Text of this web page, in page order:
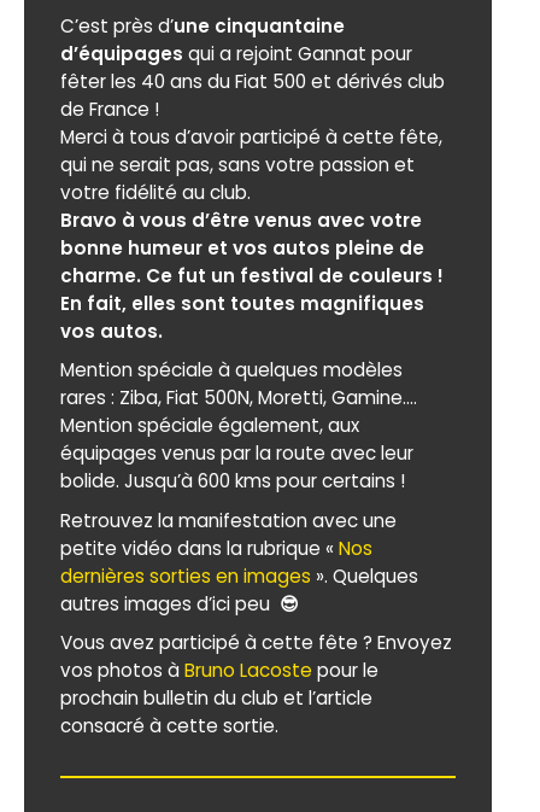
C’est près d’une cinquantaine
d’équipages qui a rejoint Gannat pour
fêter les 40 ans du Fiat 500 et dérivés club
de France !
Merci à tous d’avoir participé à cette fête,
qui ne serait pas, sans votre passion et
votre fidélité au club.
Bravo à vous d’être venus avec votre
bonne humeur et vos autos pleine de
charme. Ce fut un festival de couleurs !
En fait, elles sont toutes magnifiques
vos autos.
Mention spéciale à quelques modèles
rares : Ziba, Fiat 500N, Moretti, Gamine....
Mention spéciale également, aux
équipages venus par la route avec leur
bolide. Jusqu’à 600 kms pour certains !
Retrouvez la manifestation avec une
petite vidéo dans la rubrique « Nos
dernières sorties en images ». Quelques
autres images d’ici peu 😎
Vous avez participé à cette fête ? Envoyez
vos photos à Bruno Lacoste pour le
prochain bulletin du club et l’article
consacré à cette sortie.